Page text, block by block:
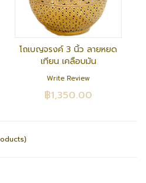
โถเบญจรงค์ 3 นิ้ว ลายหยด
เทียน เคลือบมัน
Write Review
฿1,350.00